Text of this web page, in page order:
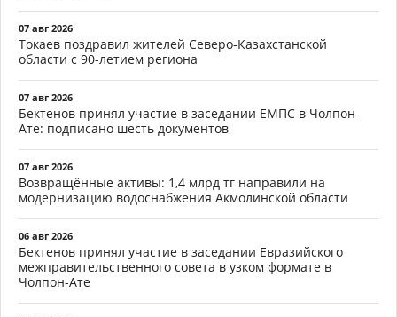
07 авг 2026
Токаев поздравил жителей Северо-Казахстанской
области с 90-летием региона
07 авг 2026
Бектенов принял участие в заседании ЕМПС в Чолпон-
Ате: подписано шесть документов
07 авг 2026
Возвращённые активы: 1,4 млрд тг направили на
модернизацию водоснабжения Акмолинской области
06 авг 2026
Бектенов принял участие в заседании Евразийского
межправительственного совета в узком формате в
Чолпон-Ате